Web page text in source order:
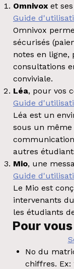
Omnivoxet
Guide
Omnivox
sécurisés
notes en ligne,
consultations
conviviale.
Léa, pour vos
Guide
Léa est un
sous un
autres
Mio, une
Guide
Le Mio est
intervenants
les étudiants
Pour
No du
chiffres. Ex: